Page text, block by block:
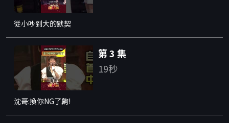
從小吵到大的默契
第 3 集
19秒
沈哥:換你NG了齁!